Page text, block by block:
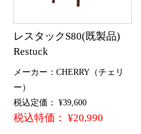
レスタックS80(既製品)
Restuck
メーカー：CHERRY（チェリ
ー）
税込定価： ¥39,600
税込特価： ¥20,990